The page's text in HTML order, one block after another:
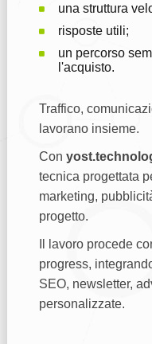
una struttura
risposte utili;
un percorso
l'acquisto.
Traffico,
lavorano insieme.
Con
tecnica progettata
marketing,
progetto.
Il lavoro procede
progress,
SEO, newsletter,
personalizzate.